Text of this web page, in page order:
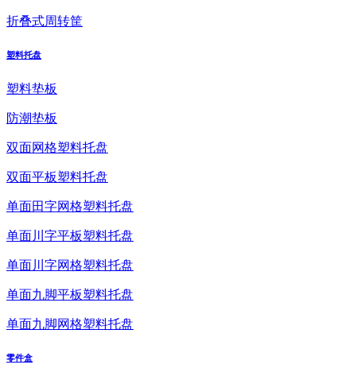
折叠式周转筐
塑料托盘
塑料垫板
防潮垫板
双面网格塑料托盘
双面平板塑料托盘
单面田字网格塑料托盘
单面川字平板塑料托盘
单面川字网格塑料托盘
单面九脚平板塑料托盘
单面九脚网格塑料托盘
零件盒